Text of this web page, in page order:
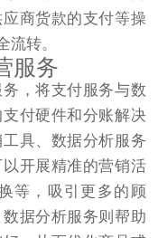
商货款的支付等操
流转。​
服务​
，将支付服务与数
付硬件和分账解决
具、数据分析服务
开展精准的营销活
等，吸引更多的顾
据分析服务则帮助